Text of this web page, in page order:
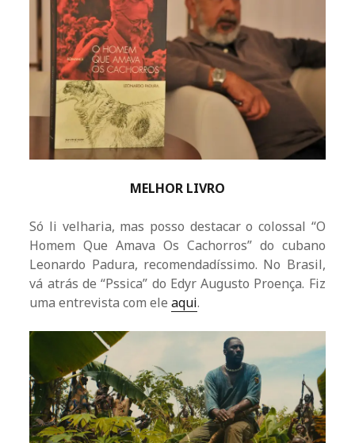
MELHOR LIVRO
Só li velharia, mas posso destacar o colossal “O
Homem Que Amava Os Cachorros” do cubano
Leonardo Padura, recomendadíssimo. No Brasil,
vá atrás de “Pssica” do Edyr Augusto Proença. Fiz
uma entrevista com eleaqui.